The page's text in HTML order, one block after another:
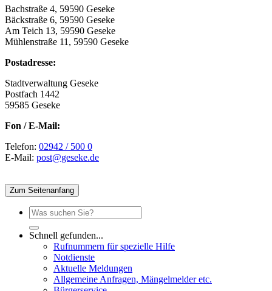
Bachstraße 4, 59590 Geseke
Bäckstraße 6, 59590 Geseke
Am Teich 13, 59590 Geseke
Mühlenstraße 11, 59590 Geseke
Postadresse:
Stadtverwaltung Geseke
Postfach 1442
59585 Geseke
Fon / E-Mail:
Telefon: 02942 / 500 0
E-Mail: post@geseke.de
Zum Seitenanfang
Schnell gefunden...
Rufnummern für spezielle Hilfe
Notdienste
Aktuelle Meldungen
Allgemeine Anfragen, Mängelmelder etc.